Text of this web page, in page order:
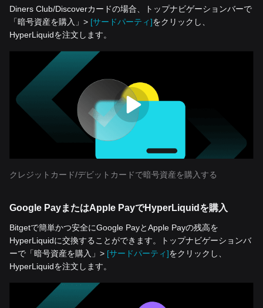
Diners Club/Discoverカードの場合、トップナビゲーションバーで
「暗号資産を‌購入」> [サードパーティ]をクリックし、
HyperLiquidを注文します。
クレジットカード/デビットカードで暗号資産を購入する
Google PayまたはApple PayでHyperLiquidを購入
Bitgetで簡単かつ安全にGoogle PayとApple Payの残高を
HyperLiquidに交換することができます。トップナビゲーションバ
ーで「暗号資産を‌購入」> [サードパーティ]をクリックし、
HyperLiquidを注文します。